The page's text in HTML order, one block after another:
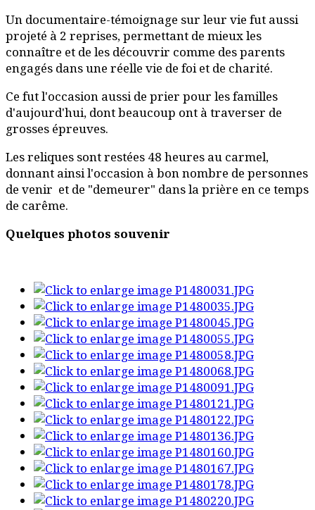
Un documentaire-témoignage sur leur vie fut aussi
projeté à 2 reprises, permettant de mieux les
connaître et de les découvrir comme des parents
engagés dans une réelle vie de foi et de charité.
Ce fut l'occasion aussi de prier pour les familles
d'aujourd'hui, dont beaucoup ont à traverser de
grosses épreuves.
Les reliques sont restées 48 heures au carmel,
donnant ainsi l'occasion à bon nombre de personnes
de venir et de "demeurer" dans la prière en ce temps
de carême.
Quelques photos souvenir